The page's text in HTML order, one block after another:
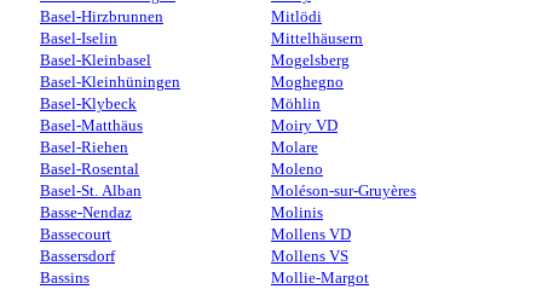
Basel-Hirzbrunnen
Basel-Iselin
Basel-Kleinbasel
Basel-Kleinhüningen
Basel-Klybeck
Basel-Matthäus
Basel-Riehen
Basel-Rosental
Basel-St. Alban
Basse-Nendaz
Bassecourt
Bassersdorf
Bassins
Mitlödi
Mittelhäusern
Mogelsberg
Moghegno
Möhlin
Moiry VD
Molare
Moleno
Moléson-sur-Gruyères
Molinis
Mollens VD
Mollens VS
Mollie-Margot